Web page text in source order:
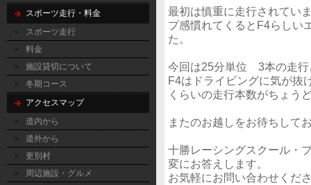
スポーツ走行・料金
スポーツ走行
料金
施設貸切について
冬期コース
アクセスマップ
道内から
道外から
更別村
周辺施設・グルメ
最初は慎重に走行されてい
プ感慣れてくるとF4らしい
た。
今回は25分単位 3本の走行
F4はドライビングに気が抜
くらいの走行本数がちょう
またのお越しをお待ちして
十勝レーシングスクール・
変にお答えします。
お気軽にお問い合わせくだ